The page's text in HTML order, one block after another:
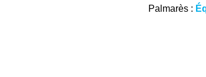
Palmarès :